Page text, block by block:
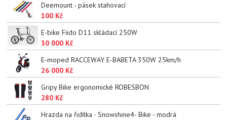
Deemount - pásek stahovací
100 Kč
E-bike Fiido D11 skládací 250W
30 000 Kč
E-moped RACCEWAY E-BABETA 350W 25km/h
26 000 Kč
Gripy Bike ergonomické ROBESBON
280 Kč
Hrazda na řidítka - Snowshine4- Bike - modrá